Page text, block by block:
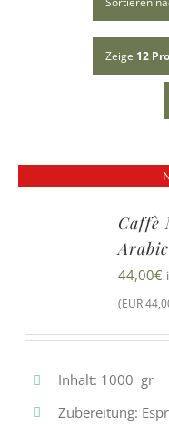
Zeige 12
Caffè
44,00€
(EUR
Inhalt: 1000 gr
Zubereitung: